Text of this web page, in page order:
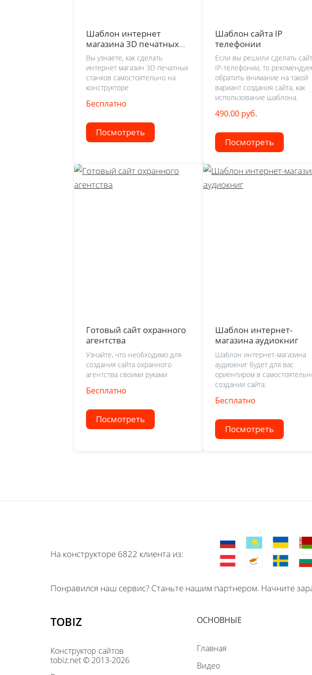
Шаблон интернет
магазина 3D печатных
станков
Вы узнаете, как сделать
интернет магазин 3D печатных
станков самостоятельно на
конструкторе
Бесплатно
Посмотреть
Шаблон сайта IP
телефонии
Если вы решили сделать сайт
IP-телефонии, то
обратить внимание на такой
вариант создания сайта, как
использование шаблона.
490.00 руб.
Посмотреть
Готовый сайт охранного
агентства
Узнайте, что необходимо для
создания сайта охранного
агентства своими руками
Бесплатно
Посмотреть
Шаблон интернет-
магазина аудиокниг
Шаблон интернет-магазина
аудиокниг будет для вас
ориентиром в
создании сайта.
Бесплатно
Посмотреть
На конструкторе 6822 клиента из:
Понравился наш сервис? Станьте нашим партнером. Начните
TOBIZ
Конструктор сайтов
tobiz.net © 2013-2026
ОСНОВНЫЕ
Главная
Видео